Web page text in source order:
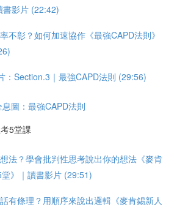
書影片 (22:42)
不彰？如何加速協作《最強CAPD法則》
：Section.3｜最強CAPD法則 (29:56)
圖：最強CAPD法則
5堂課
法？學會批判性思考說出你的想法《麥肯
》｜讀書影片 (29:51)
有條理？用順序來說出邏輯《麥肯錫新人